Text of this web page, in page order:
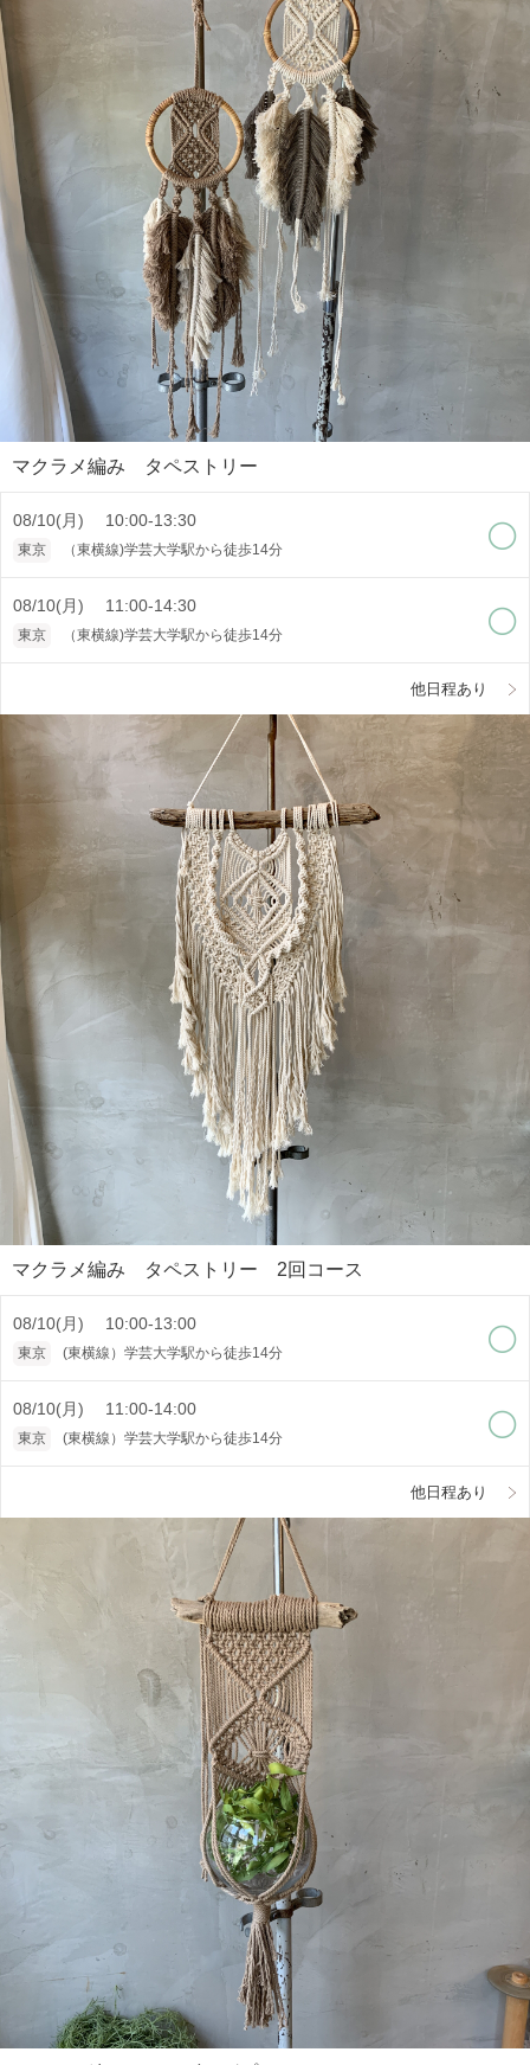
マクラメ編み タペストリー
08/10(月) 10:00-13:30
東京 （東横線)学芸大学駅から徒歩14分
08/10(月) 11:00-14:30
東京 （東横線)学芸大学駅から徒歩14分
他日程あり
マクラメ編み タペストリー 2回コース
08/10(月) 10:00-13:00
東京 (東横線）学芸大学駅から徒歩14分
08/10(月) 11:00-14:00
東京 (東横線）学芸大学駅から徒歩14分
他日程あり